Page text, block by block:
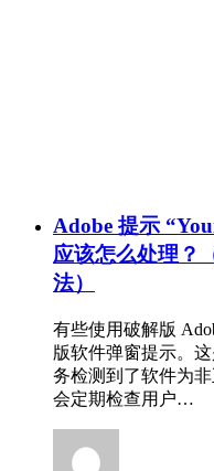
Adobe 提示
应该怎么处理？
法）
有些使用破解版
版软件弹窗提示。
务检测到了软件为
会定期检查用户…